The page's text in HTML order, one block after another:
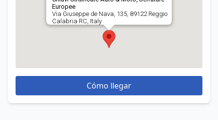
Europee
Via Giuseppe de Nava, 135, 89122 Reggio
Calabria RC, Italy
Cómo llegar